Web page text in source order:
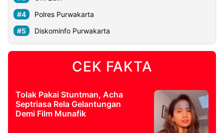
Polres Purwakarta
Diskominfo Purwakarta
CEK FAKTA
Tolak Pakai Stuntman, Acha
Septriasa Rela Gelantungan
Demi Film Munafik